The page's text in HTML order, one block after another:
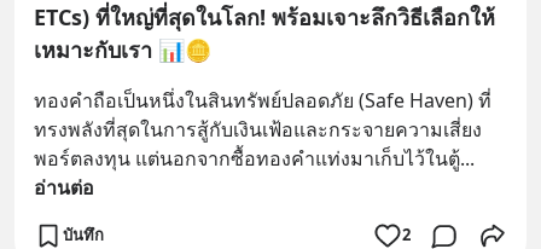
ETCs) ที่ใหญ่ที่สุดในโลก! พร้อมเจาะลึกวิธีเลือกให้
เหมาะกับเรา 📊🪙
ทองคำถือเป็นหนึ่งในสินทรัพย์ปลอดภัย (Safe Haven) ที่
ทรงพลังที่สุดในการสู้กับเงินเฟ้อและกระจายความเสี่ยง
พอร์ตลงทุน แต่นอกจากซื้อทองคำแท่งมาเก็บไว้ในตู้
อ่านต่อ
บันทึก 2